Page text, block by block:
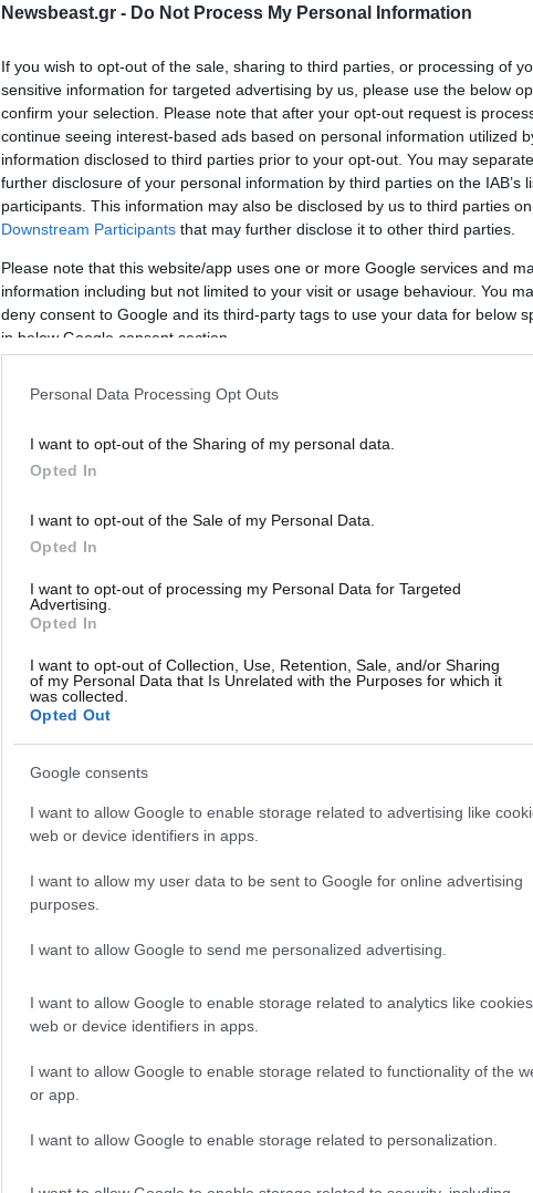
Newsbeast.gr - Do Not Process My Personal Information
If you wish to opt-out of the sale, sharing to third parties, or processing of
sensitive information for targeted advertising by us, please use the below
confirm your selection. Please note that after your opt-out request is
continue seeing interest-based ads based on personal information utilized
information disclosed to third parties prior to your opt-out. You may
further disclosure of your personal information by third parties on the IAB’s
participants. This information may also be disclosed by us to third parties
Downstream Participants that may further disclose it to other third parties.
Please note that this website/app uses one or more Google services and
information including but not limited to your visit or usage behaviour. You
deny consent to Google and its third-party tags to use your data for below
in below Google consent section.
Personal Data Processing Opt Outs
I want to opt-out of the Sharing of my personal data.
Opted In
I want to opt-out of the Sale of my Personal Data.
Opted In
I want to opt-out of processing my Personal Data for Targeted
Advertising.
Opted In
I want to opt-out of Collection, Use, Retention, Sale, and/or Sharing
of my Personal Data that Is Unrelated with the Purposes for which it
was collected.
Opted Out
Google consents
I want to allow Google to enable storage related to advertising like
web or device identifiers in apps.
I want to allow my user data to be sent to Google for online advertising
purposes.
I want to allow Google to send me personalized advertising.
I want to allow Google to enable storage related to analytics like
web or device identifiers in apps.
I want to allow Google to enable storage related to functionality of the
or app.
I want to allow Google to enable storage related to personalization.